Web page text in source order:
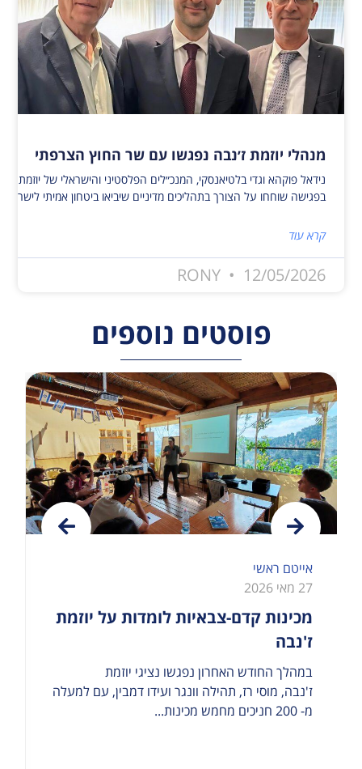
מנהלי יוזמת ז׳נבה נפגשו עם שר החוץ הצרפתי
נידאל פוקהא וגדי בלטיאנסקי, המנכ״לים הפלסטיני והישראלי של יוזמת
בפגישה שוחחו על הצורך בתהליכים מדיניים שיביאו ביטחון אמיתי
קרא עוד
RONY 12/05/2026
פוסטים נוספים
אייטם ראשי
27 מאי 2026
מכינות קדם-צבאיות לומדות על יוזמת
ז'נבה
במהלך החודש האחרון נפגשו נציגי יוזמת
ז'נבה, מוסי רז, תהילה וונגר ועידו דמבין, עם למעלה
מ- 200 חניכים מחמש מכינות...